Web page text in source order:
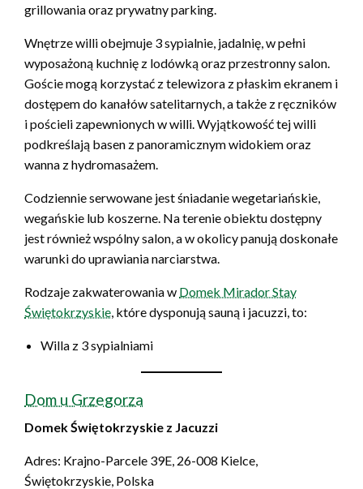
grillowania oraz prywatny parking.
Wnętrze willi obejmuje 3 sypialnie, jadalnię, w pełni
wyposażoną kuchnię z lodówką oraz przestronny salon.
Goście mogą korzystać z telewizora z płaskim ekranem i
dostępem do kanałów satelitarnych, a także z ręczników
i pościeli zapewnionych w willi. Wyjątkowość tej willi
podkreślają basen z panoramicznym widokiem oraz
wanna z hydromasażem.
Codziennie serwowane jest śniadanie wegetariańskie,
wegańskie lub koszerne. Na terenie obiektu dostępny
jest również wspólny salon, a w okolicy panują doskonałe
warunki do uprawiania narciarstwa.
Rodzaje zakwaterowania w Domek Mirador Stay
Świętokrzyskie , które dysponują sauną i jacuzzi, to:
Willa z 3 sypialniami
Dom u Grzegorza
Domek Świętokrzyskie z Jacuzzi
Adres: Krajno-Parcele 39E, 26-008 Kielce,
Świętokrzyskie, Polska